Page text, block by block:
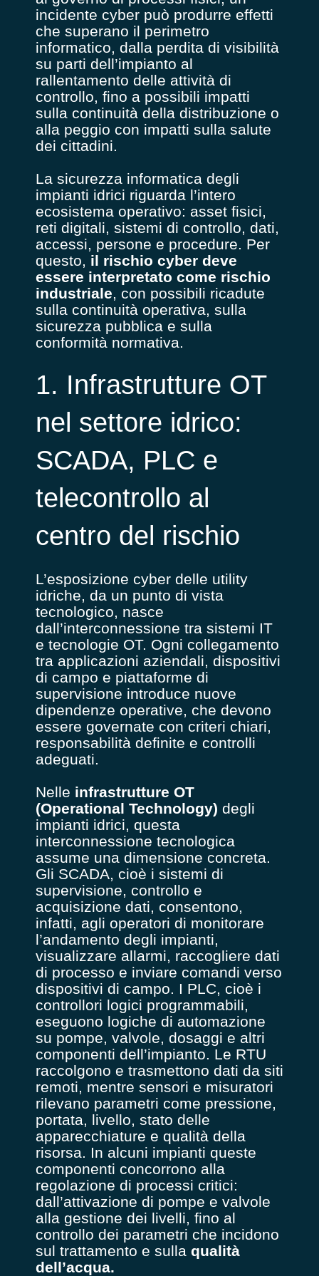
incidente cyber può produrre effetti
che superano il perimetro
informatico, dalla perdita di visibilità
su parti dell’impianto al
rallentamento delle attività di
controllo, fino a possibili impatti
sulla continuità della distribuzione o
alla peggio con impatti sulla salute
dei cittadini.
La sicurezza informatica degli
impianti idrici riguarda l’intero
ecosistema operativo: asset fisici,
reti digitali, sistemi di controllo, dati,
accessi, persone e procedure. Per
questo, il rischio cyber deve
essere interpretato come rischio
industriale , con possibili ricadute
sulla continuità operativa, sulla
sicurezza pubblica e sulla
conformità normativa.
1. Infrastrutture OT
nel settore idrico:
SCADA, PLC e
telecontrollo al
centro del rischio
L’esposizione cyber delle utility
idriche, da un punto di vista
tecnologico, nasce
dall’interconnessione tra sistemi IT
e tecnologie OT. Ogni collegamento
tra applicazioni aziendali, dispositivi
di campo e piattaforme di
supervisione introduce nuove
dipendenze operative, che devono
essere governate con criteri chiari,
responsabilità definite e controlli
adeguati.
Nelle infrastrutture OT
(Operational Technology) degli
impianti idrici, questa
interconnessione tecnologica
assume una dimensione concreta.
Gli SCADA, cioè i sistemi di
supervisione, controllo e
acquisizione dati, consentono,
infatti, agli operatori di monitorare
l’andamento degli impianti,
visualizzare allarmi, raccogliere dati
di processo e inviare comandi verso
dispositivi di campo. I PLC, cioè i
controllori logici programmabili,
eseguono logiche di automazione
su pompe, valvole, dosaggi e altri
componenti dell’impianto. Le RTU
raccolgono e trasmettono dati da siti
remoti, mentre sensori e misuratori
rilevano parametri come pressione,
portata, livello, stato delle
apparecchiature e qualità della
risorsa. In alcuni impianti queste
componenti concorrono alla
regolazione di processi critici:
dall’attivazione di pompe e valvole
alla gestione dei livelli, fino al
controllo dei parametri che incidono
sul trattamento e sulla qualità
dell’acqua.